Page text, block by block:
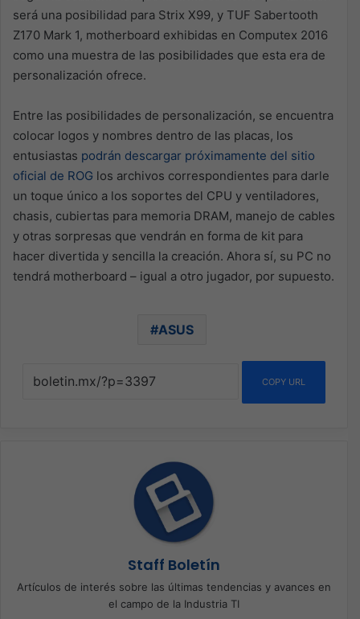
será una posibilidad para Strix X99, y TUF Sabertooth
Z170 Mark 1, motherboard exhibidas en Computex 2016
como una muestra de las posibilidades que esta era de
personalización ofrece.
Entre las posibilidades de personalización, se encuentra
colocar logos y nombres dentro de las placas, los
entusiastas podrán descargar próximamente del sitio
oficial de ROG los archivos correspondientes para darle
un toque único a los soportes del CPU y ventiladores,
chasis, cubiertas para memoria DRAM, manejo de cables
y otras sorpresas que vendrán en forma de kit para
hacer divertida y sencilla la creación. Ahora sí, su PC no
tendrá motherboard – igual a otro jugador, por supuesto.
ASUS
COPY URL
Staff Boletín
Artículos de interés sobre las últimas tendencias y avances en
el campo de la Industria TI